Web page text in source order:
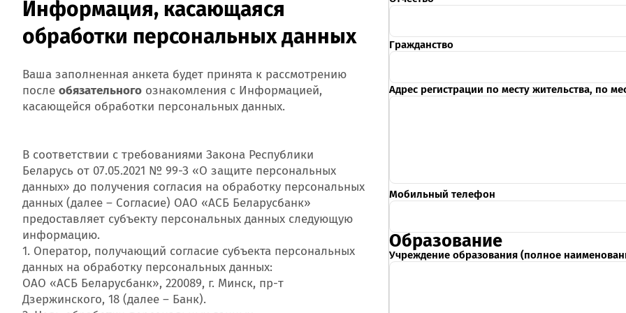
Онлайн-
пн—пт
* кроме
Информация, касающаяся
обработки персональных данных
Ваша заполненная анкета будет принята к рассмотрению
после обязательного ознакомления с Информацией,
касающейся обработки персональных данных.
В соответствии с требованиями Закона Республики
Беларусь от 07.05.2021 № 99-З «О защите персональных
данных» до получения согласия на обработку персональных
данных (далее – Согласие) ОАО «АСБ Беларусбанк»
предоставляет субъекту персональных данных следующую
информацию.
1. Оператор, получающий согласие субъекта персональных
данных на обработку персональных данных:
ОАО «АСБ Беларусбанк», 220089, г. Минск, пр-т
Дзержинского, 18 (далее – Банк).
Гражданство
Адрес регистрации по месту жительства, по
Мобильный телефон
Образование
Учреждение образования (полное